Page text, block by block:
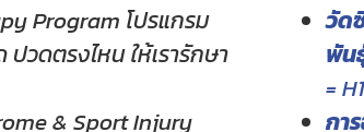
Program โปรแกรม
วดตรงไหน ให้เรารักษา
& Sport Injury
วัด
พัน
=
กา